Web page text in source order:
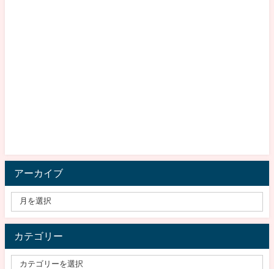
アーカイブ
カテゴリー